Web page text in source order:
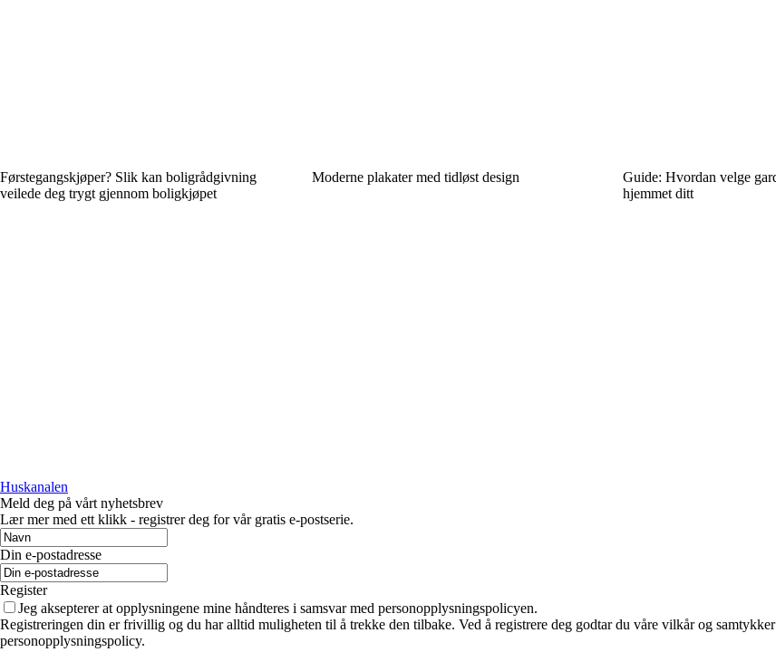
Førstegangskjøper? Slik kan boligrådgivning
veilede deg trygt gjennom boligkjøpet
Moderne plakater med tidløst design
Guide: Hvordan velge
hjemmet ditt
Huskanalen
Meld deg på vårt nyhetsbrev
Lær mer med ett klikk - registrer deg for vår gratis e-postserie.
Din e-postadresse
Register
Jeg aksepterer at opplysningene mine håndteres i samsvar med personopplysningspolicyen.
Registreringen din er frivillig og du har alltid muligheten til å trekke den tilbake. Ved å registrere deg godtar du våre vilkår og
personopplysningspolicy.